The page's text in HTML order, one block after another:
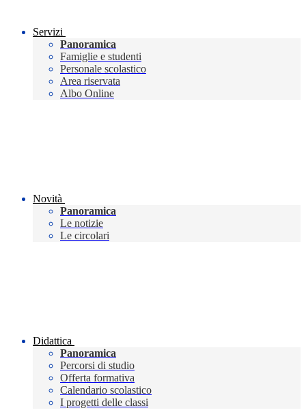
Servizi
Panoramica
Famiglie e studenti
Personale scolastico
Area riservata
Albo Online
Novità
Panoramica
Le notizie
Le circolari
Didattica
Panoramica
Percorsi di studio
Offerta formativa
Calendario scolastico
I progetti delle classi